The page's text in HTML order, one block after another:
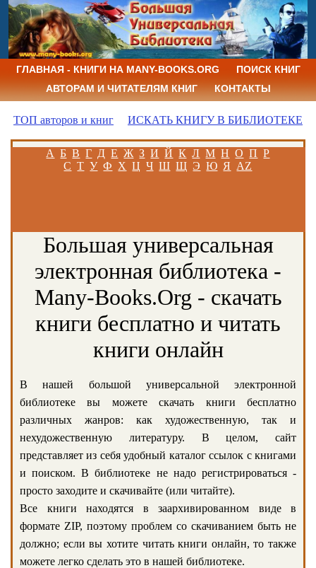
ГЛАВНАЯ - КНИГИ НА MANY-BOOKS.ORG
ПОИСК КНИГ
АВТОРАМ И ЧИТАТЕЛЯМ КНИГ
КОНТАКТЫ
ТОП авторов и книг ИСКАТЬ КНИГУ В БИБЛИОТЕКЕ
А Б В Г Д Е Ж З И Й К Л М Н О П Р
С Т У Ф Х Ц Ч Ш Щ Э Ю Я AZ
Большая универсальная
электронная библиотека -
Many-Books.Org - скачать
книги бесплатно и читать
книги онлайн
В нашей большой универсальной электронной
библиотеке вы можете скачать книги бесплатно
различных жанров: как художественную, так и
нехудожественную литературу. В целом, сайт
представляет из себя удобный каталог ссылок с книгами
и поиском. В библиотеке не надо регистрироваться -
просто заходите и скачивайте (или читайте).
Все книги находятся в заархивированном виде в
формате ZIP, поэтому проблем со скачиванием быть не
должно; если вы хотите читать книги онлайн, то также
можете легко сделать это в нашей библиотеке.